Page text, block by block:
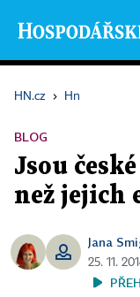
HN.cz › Hn
BLOG
Jsou
než jejich
Jana
25. 11.